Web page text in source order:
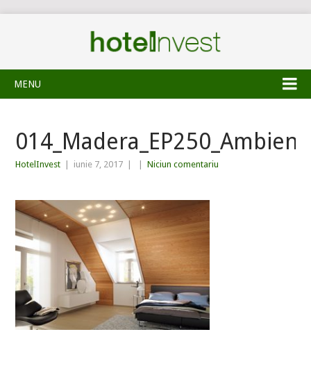
MENU
HotelInvest iunie 7, 2017 Niciun comentariu